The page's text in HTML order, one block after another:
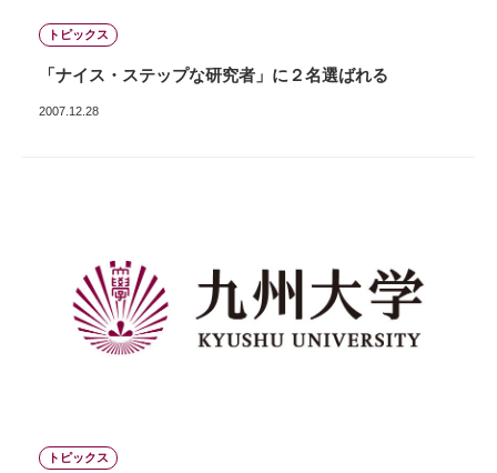
トピックス
「ナイス・ステップな研究者」に２名選ばれる
2007.12.28
トピックス